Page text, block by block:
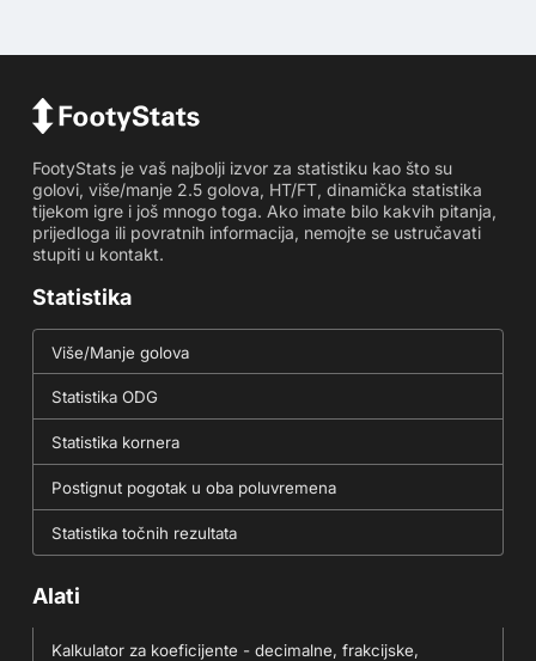
FootyStats je vaš najbolji izvor za statistiku kao što su
golovi, više/manje 2.5 golova, HT/FT, dinamička statistika
tijekom igre i još mnogo toga. Ako imate bilo kakvih pitanja,
prijedloga ili povratnih informacija, nemojte se ustručavati
stupiti u kontakt.
Statistika
Više/Manje golova
Statistika ODG
Statistika kornera
Postignut pogotak u oba poluvremena
Statistika točnih rezultata
Alati
Kalkulator za koeficijente - decimalne, frakcijske,